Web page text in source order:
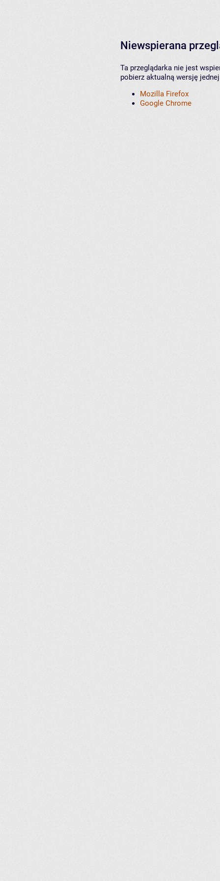
Niewspierana
Ta przeglądarka nie jest
pobierz aktualną wersję
Mozilla Firefox
Google Chrome